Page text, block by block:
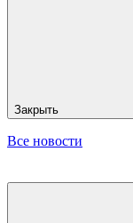
Закрыть
Все новости